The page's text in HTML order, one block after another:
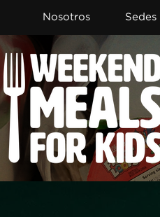
Nosotros Sedes